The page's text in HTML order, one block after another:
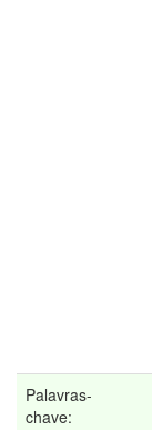
Palavras-
chave: